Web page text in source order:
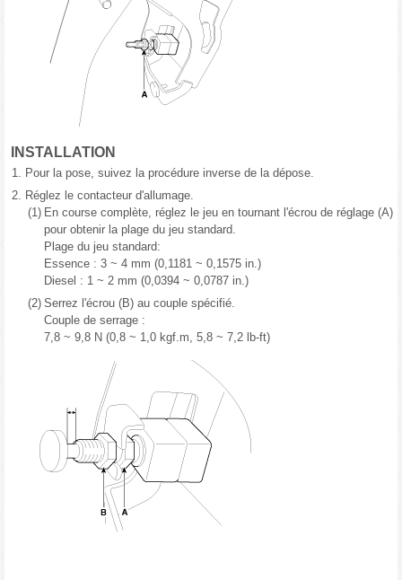
INSTALLATION
1. Pour la pose, suivez la procédure inverse de la dépose.
2. Réglez le contacteur d'allumage.
(1) En course complète, réglez le jeu en tournant l'écrou de réglage (A)
pour obtenir la plage du jeu standard.
Plage du jeu standard:
Essence : 3 ~ 4 mm (0,1181 ~ 0,1575 in.)
Diesel : 1 ~ 2 mm (0,0394 ~ 0,0787 in.)
(2) Serrez l'écrou (B) au couple spécifié.
Couple de serrage :
7,8 ~ 9,8 N (0,8 ~ 1,0 kgf.m, 5,8 ~ 7,2 lb-ft)